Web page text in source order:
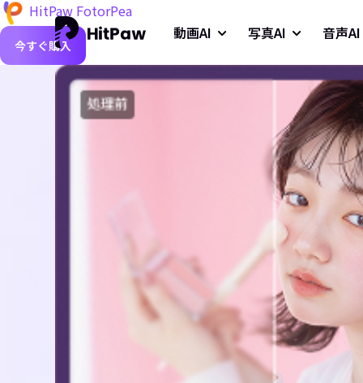
動画AI 写真AI 音声AI
HitPaw FotorPea
今すぐ購入